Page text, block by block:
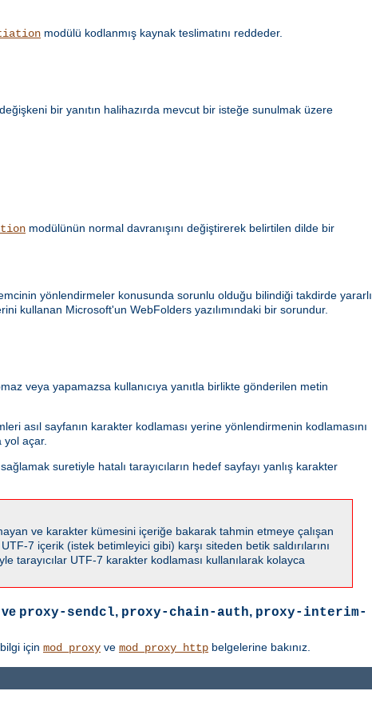
modülü kodlanmış kaynak teslimatını reddeder.
bir yanıtın halihazırda mevcut bir isteğe sunulmak üzere
modülünün normal davranışını değiştirerek belirtilen dilde bir
yönlendirmeler konusunda sorunlu olduğu bilindiği takdirde yararlı
kullanan Microsoft'un WebFolders yazılımındaki bir sorundur.
veya yapamazsa kullanıcıya yanıtla birlikte gönderilen metin
asıl sayfanın karakter kodlaması yerine yönlendirmenin kodlamasını
yol açar.
suretiyle hatalı tarayıcıların hedef sayfayı yanlış karakter
ve karakter kümesini içeriğe bakarak tahmin etmeye çalışan
7 içerik (istek betimleyici gibi) karşı siteden betik saldırılarını
tarayıcılar UTF-7 karakter kodlaması kullanılarak kolayca
ve proxy-sendcl, proxy-chain-auth, proxy-interim-
için mod_proxy ve mod_proxy_http belgelerine bakınız.